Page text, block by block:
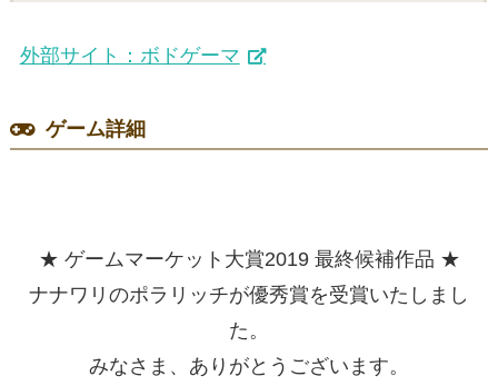
外部サイト：ボドゲーマ
ゲーム詳細
★ ゲームマーケット大賞2019 最終候補作品 ★
ナナワリのポラリッチが優秀賞を受賞いたしまし
た。
みなさま、ありがとうございます。